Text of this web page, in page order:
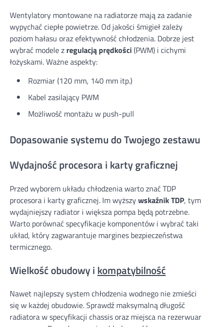
Wentylatory montowane na radiatorze mają za zadanie
wypychać ciepłe powietrze. Od jakości śmigieł zależy
poziom hałasu oraz efektywność chłodzenia. Dobrze jest
wybrać modele z regulacją prędkości(PWM) i cichymi
łożyskami. Ważne aspekty:
Rozmiar (120 mm, 140 mm itp.)
Kabel zasilający PWM
Możliwość montażu w push-pull
Dopasowanie systemu do Twojego zestawu
Wydajność procesora i karty graficznej
Przed wyborem układu chłodzenia warto znać TDP
procesora i karty graficznej. Im wyższywskaźnik TDP, tym
wydajniejszy radiator i większa pompa będą potrzebne.
Warto porównać specyfikacje komponentów i wybrać taki
układ, który zagwarantuje margines bezpieczeństwa
termicznego.
Wielkość obudowy i kompatybilność
Nawet najlepszy system chłodzenia wodnego nie zmieści
się w każdej obudowie. Sprawdź maksymalną długość
radiatora w specyfikacji chassis oraz miejsca na rezerwuar